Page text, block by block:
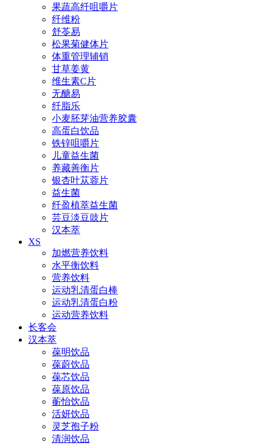
果蔬高纤咀嚼片
纤维粉
舒苓易
松果菊健体片
体重管理辅销
甘草姜黄
维生素C片
无醣易
纤脂乐
小麦胚芽油营养胶囊
高蛋白饮品
铁锌咀嚼片
儿童益生菌
养藏善衡片
银杏叶苁蓉片
益生菌
纤盈植萃益生菌
芸豆淡豆豉片
汉本萃
XS
加燃营养饮料
水平衡饮料
营养饮料
运动乳清蛋白棒
运动乳清蛋白粉
运动营养饮料
长客会
汉本萃
葆明饮品
葆蔚饮品
葆芯饮品
葆原饮品
蘅怡饮品
活妍饮品
灵芝孢子粉
清润饮品